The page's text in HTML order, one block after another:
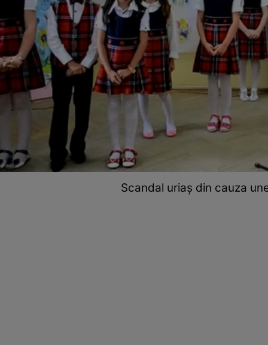
Scandal uriaș din cauza